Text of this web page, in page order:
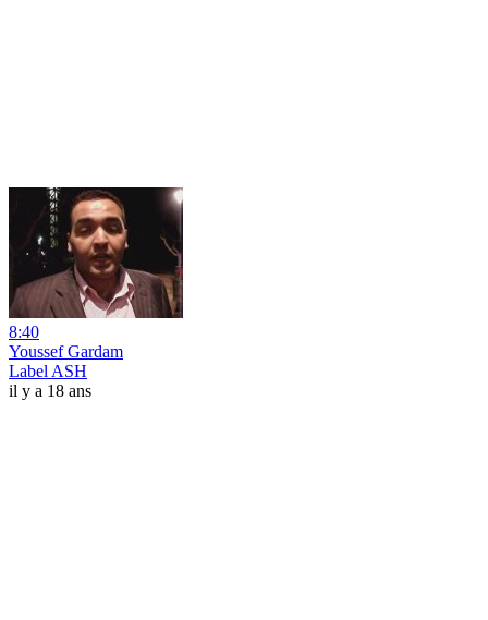
8:40
Youssef Gardam
Label ASH
il y a 18 ans